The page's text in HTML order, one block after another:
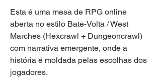
Esta é uma mesa de RPG online
aberta no estilo Bate-Volta / West
Marches (Hexcrawl + Dungeoncrawl)
com narrativa emergente, onde a
história é moldada pelas escolhas dos
jogadores.